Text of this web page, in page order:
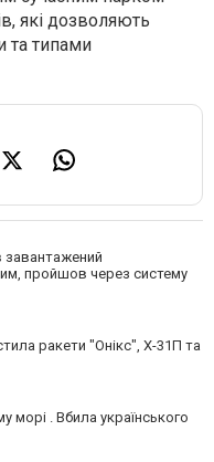
які дозволяють
та типами
завантажений
пройшов через систему
ракети "Онікс", Х-31П та
морі . Вбила українського